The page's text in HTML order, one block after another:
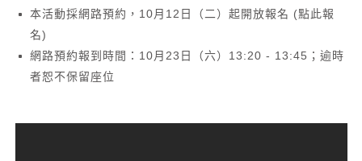
本活動採網路預約，10月12日（二）起開放報名 (點此報
名)
網路預約報到時間：10月23日（六）13:20 - 13:45；逾時
者恕不保留座位